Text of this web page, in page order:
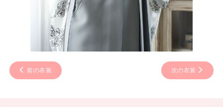
前の衣装 次の衣装